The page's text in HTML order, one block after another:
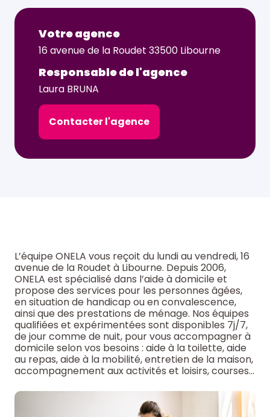
Votre agence
16 avenue de la Roudet 33500 Libourne
Responsable de l'agence
Laura BRUNA
Contacter l'agence
L’équipe ONELA vous reçoit du lundi au vendredi, 16
avenue de la Roudet à Libourne. Depuis 2006,
ONELA est spécialisé dans l’aide à domicile et
propose des services pour les personnes âgées,
en situation de handicap ou en convalescence,
ainsi que des prestations de ménage. Nos équipes
qualifiées et expérimentées sont disponibles 7j/7,
de jour comme de nuit, pour vous accompagner à
domicile selon vos besoins : aide à la toilette, aide
au repas, aide à la mobilité, entretien de la maison,
accompagnement aux activités et loisirs, courses…